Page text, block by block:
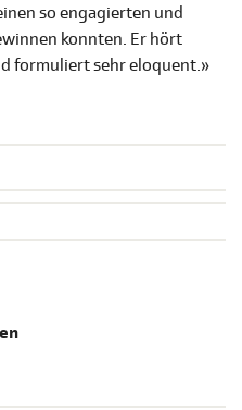
so engagierten und
konnten. Er hört
formuliert sehr eloquent.»